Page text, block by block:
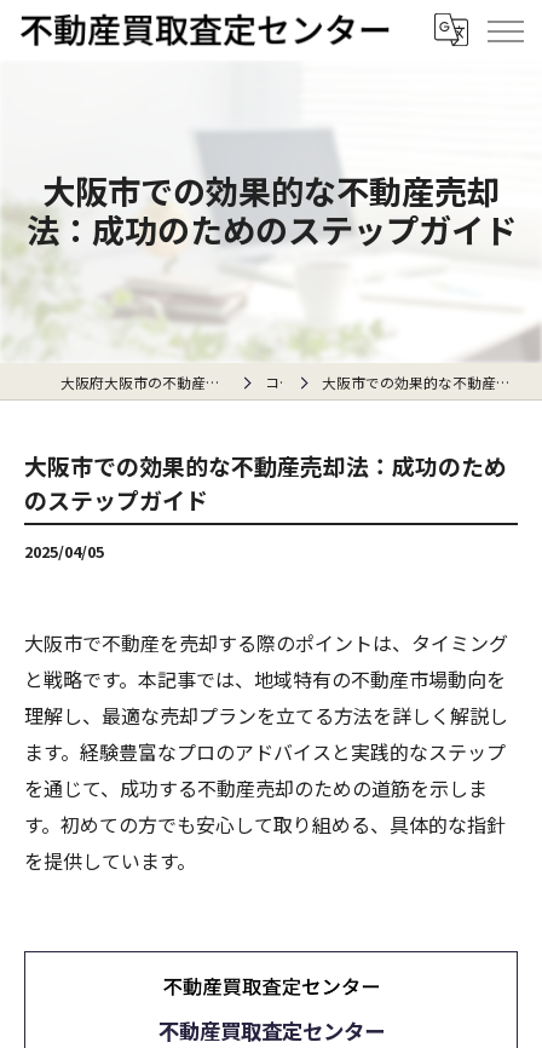
大阪市での効果的な不動産売却
法：成功のためのステップガイド
大阪府大阪市の不動産売却なら不動産買取査定センター コラム 大阪市での効果的な不動産売却法：成功のためのステップガイド
大阪市での効果的な不動産売却法：成功のため
のステップガイド
2025/04/05
大阪市で不動産を売却する際のポイントは、タイミング
と戦略です。本記事では、地域特有の不動産市場動向を
理解し、最適な売却プランを立てる方法を詳しく解説し
ます。経験豊富なプロのアドバイスと実践的なステップ
を通じて、成功する不動産売却のための道筋を示しま
す。初めての方でも安心して取り組める、具体的な指針
を提供しています。
不動産買取査定センター